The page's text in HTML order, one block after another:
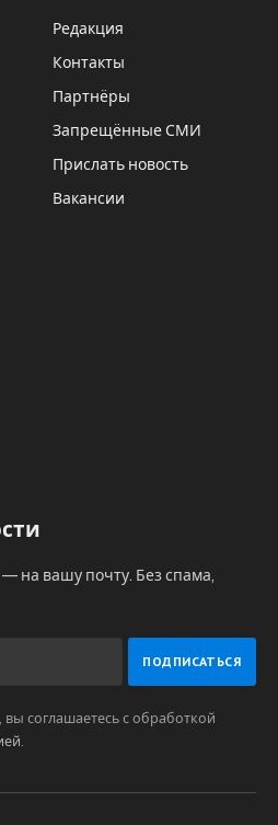
Редакция
Контакты
Партнёры
Запрещённые СМИ
Прислать новость
Вакансии
на вашу почту. Без спама,
соглашаетесь с обработкой
.